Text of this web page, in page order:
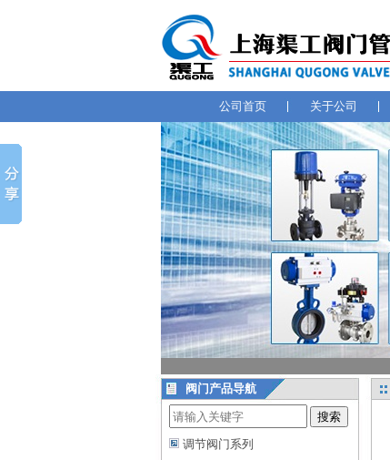
公司首页 关于公司
阀门产品导航
搜索
调节阀门系列